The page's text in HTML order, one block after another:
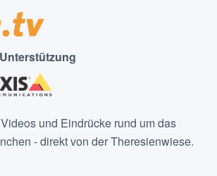
und Eindrücke rund um das
- direkt von der Theresienwiese.